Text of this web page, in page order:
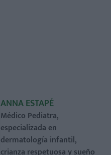
ANNA ESTAPÉ
Médico Pediatra,
especializada en
dermatología infantil,
crianza respetuosa y sueño